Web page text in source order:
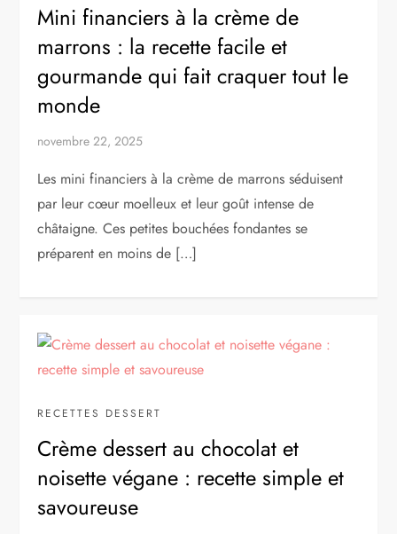
Mini financiers à la crème de
marrons : la recette facile et
gourmande qui fait craquer tout le
monde
novembre 22, 2025
Les mini financiers à la crème de marrons séduisent
par leur cœur moelleux et leur goût intense de
châtaigne. Ces petites bouchées fondantes se
préparent en moins de […]
RECETTES DESSERT
Crème dessert au chocolat et
noisette végane : recette simple et
savoureuse